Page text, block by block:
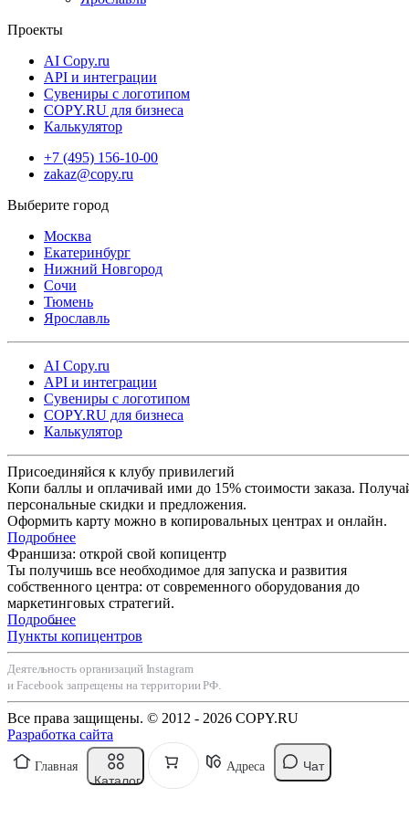
Проекты
AI Copy.ru
API и интеграции
Сувениры с логотипом
COPY.RU для бизнеса
Калькулятор
+7 (495) 156-10-00
zakaz@copy.ru
Москва
Екатеринбург
Нижний Новгород
Сочи
Тюмень
Ярославль
AI Copy.ru
API и интеграции
Сувениры с логотипом
COPY.RU для бизнеса
Калькулятор
Присоединяйся к клубу привилегий
Копи баллы и оплачивай ими до 15% стоимости заказа.
персональные скидки и предложения.
Оформить карту можно в копировальных центрах и онлайн.
Подробнее
Франшиза: открой свой копицентр
Ты получишь все необходимое для запуска и развития
собственного центра: от современного оборудования до
маркетинговых стратегий.
Подробнее
Пункты копицентров
Деятельность организаций Instagram
и Facebook запрещены на территории РФ.
Все права защищены. © 2012 - 2026 COPY.RU
Разработка сайта
Главная
Каталог
Адреса Чат